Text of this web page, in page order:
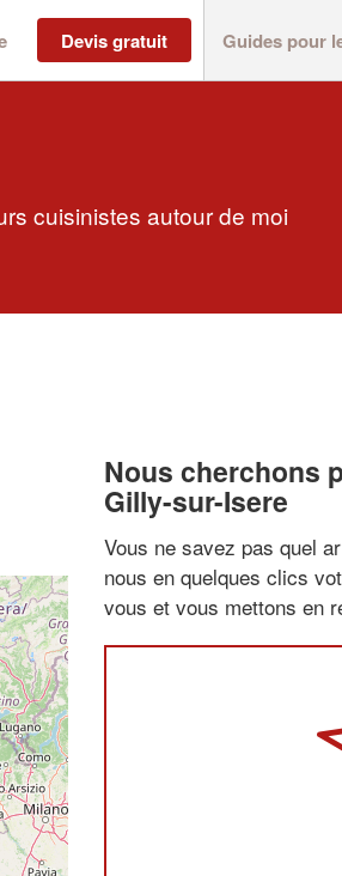
Devis gratuit Guides pour
cuisinistes autour de moi
Nous cherchons
Gilly-sur-Isere
Vous ne savez pas quel
nous en quelques clics
vous et vous mettons en